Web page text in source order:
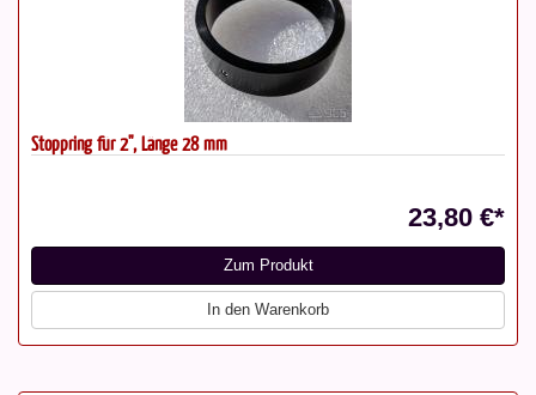
Stoppring für 2", Länge 28 mm
23,80 €*
Zum Produkt
In den Warenkorb